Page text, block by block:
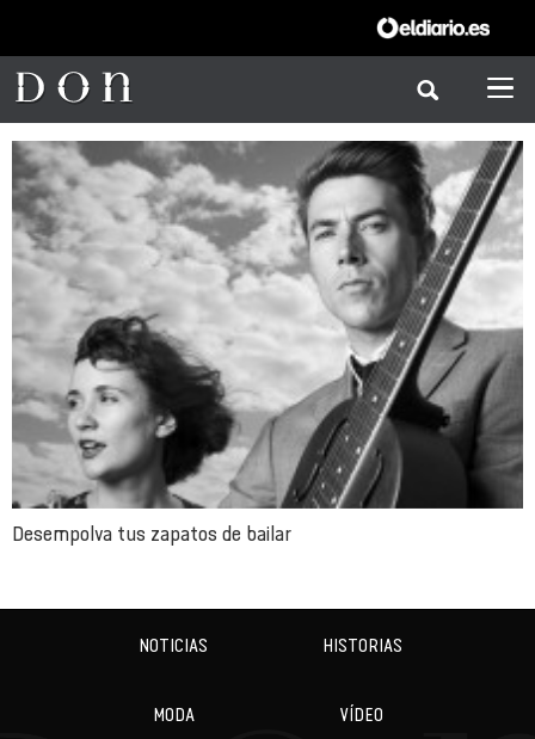
Desempolva tus zapatos de bailar
NOTICIAS HISTORIAS
MODA VÍDEO